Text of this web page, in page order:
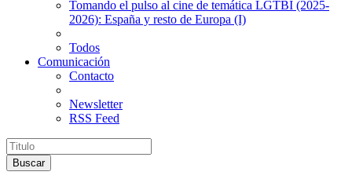
Tomando el pulso al cine de temática LGTBI (2025-
2026): España y resto de Europa (I)
Todos
Comunicación
Contacto
Newsletter
RSS Feed
Buscar